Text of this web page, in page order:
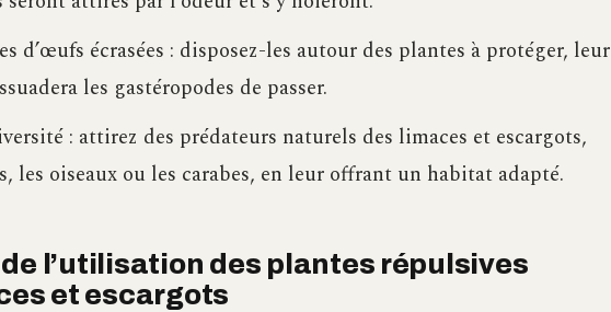
d’œufs écrasées : disposez-les autour des plantes à protéger, leur
les gastéropodes de passer.
: attirez des prédateurs naturels des limaces et escargots,
les oiseaux ou les carabes, en leur offrant un habitat adapté.
l’utilisation des plantes répulsives
et escargots